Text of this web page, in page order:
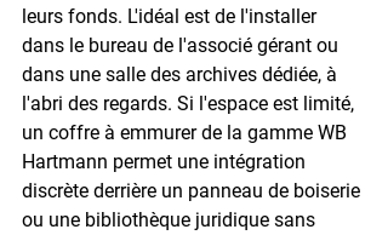
leurs fonds. L'idéal est de l'installer
dans le bureau de l'associé gérant ou
dans une salle des archives dédiée, à
l'abri des regards. Si l'espace est limité,
un coffre à emmurer de la gamme WB
Hartmann permet une intégration
discrète derrière un panneau de boiserie
ou une bibliothèque juridique sans